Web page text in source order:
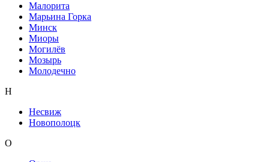
Малорита
Марьина Горка
Минск
Миоры
Могилёв
Мозырь
Молодечно
Н
Несвиж
Новополоцк
О